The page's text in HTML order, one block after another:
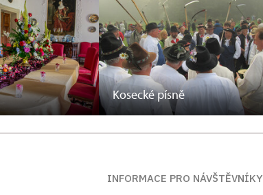
Kosecké písně
INFORMACE PRO NÁVŠTĚVNÍKY